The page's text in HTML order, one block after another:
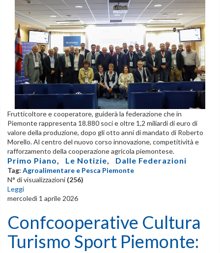
Frutticoltore e cooperatore, guiderà la federazione che in
Piemonte rappresenta 18.880 soci e oltre 1,2 miliardi di euro di
valore della produzione, dopo gli otto anni di mandato di Roberto
Morello. Al centro del nuovo corso innovazione, competitività e
rafforzamento della cooperazione agricola piemontese.
Primo Piano, Le Notizie, Dalle Federazioni
Tag: Agroalimentare e Pesca Piemonte
N° di visualizzazioni (256)
Leggi
mercoledì 1 aprile 2026
Confcooperative Cultura
Turismo Sport Piemonte: